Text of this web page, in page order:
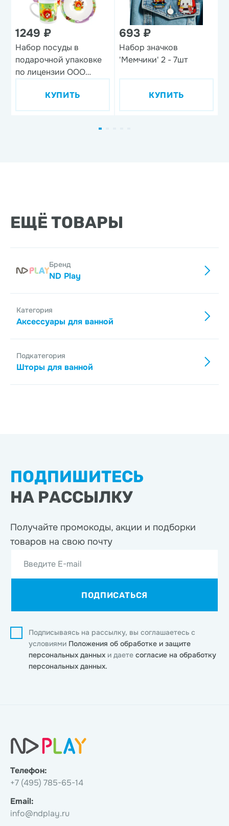
1249 ₽
Набор посуды в
подарочной упаковке
по лицензии ООО
дизайн 1, 3 предмета,
фарфор
КУПИТЬ
693 ₽
Набор значков
'Мемчики' 2 - 7шт
КУПИТЬ
ЕЩЁ ТОВАРЫ
Бренд
ND Play
Категория
Аксессуары для ванной
Подкатегория
Шторы для ванной
ПОДПИШИТЕСЬ
НА РАССЫЛКУ
Получайте промокоды, акции и подборки
товаров на свою почту
Введите E-mail
ПОДПИСАТЬСЯ
Подписываясь на рассылку, вы соглашаетесь с
условиями Положения об обработке и защите
персональных данных и даете согласие на обработку
персональных данных.
Телефон:
+7 (495) 785-65-14
Email:
info@ndplay.ru